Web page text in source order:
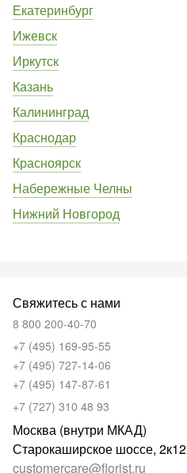
Екатеринбург
Ижевск
Иркутск
Казань
Калининград
Краснодар
Красноярск
Набережные Челны
Нижний Новгород
Свяжитесь с нами
8 800 200-40-70
+7 (495) 169-95-55
+7 (495) 727-14-06
+7 (495) 147-87-61
+7 (727) 310 48 93
Москва (внутри МКАД)
Старокаширское шоссе, 2к12
customercare@florist.ru